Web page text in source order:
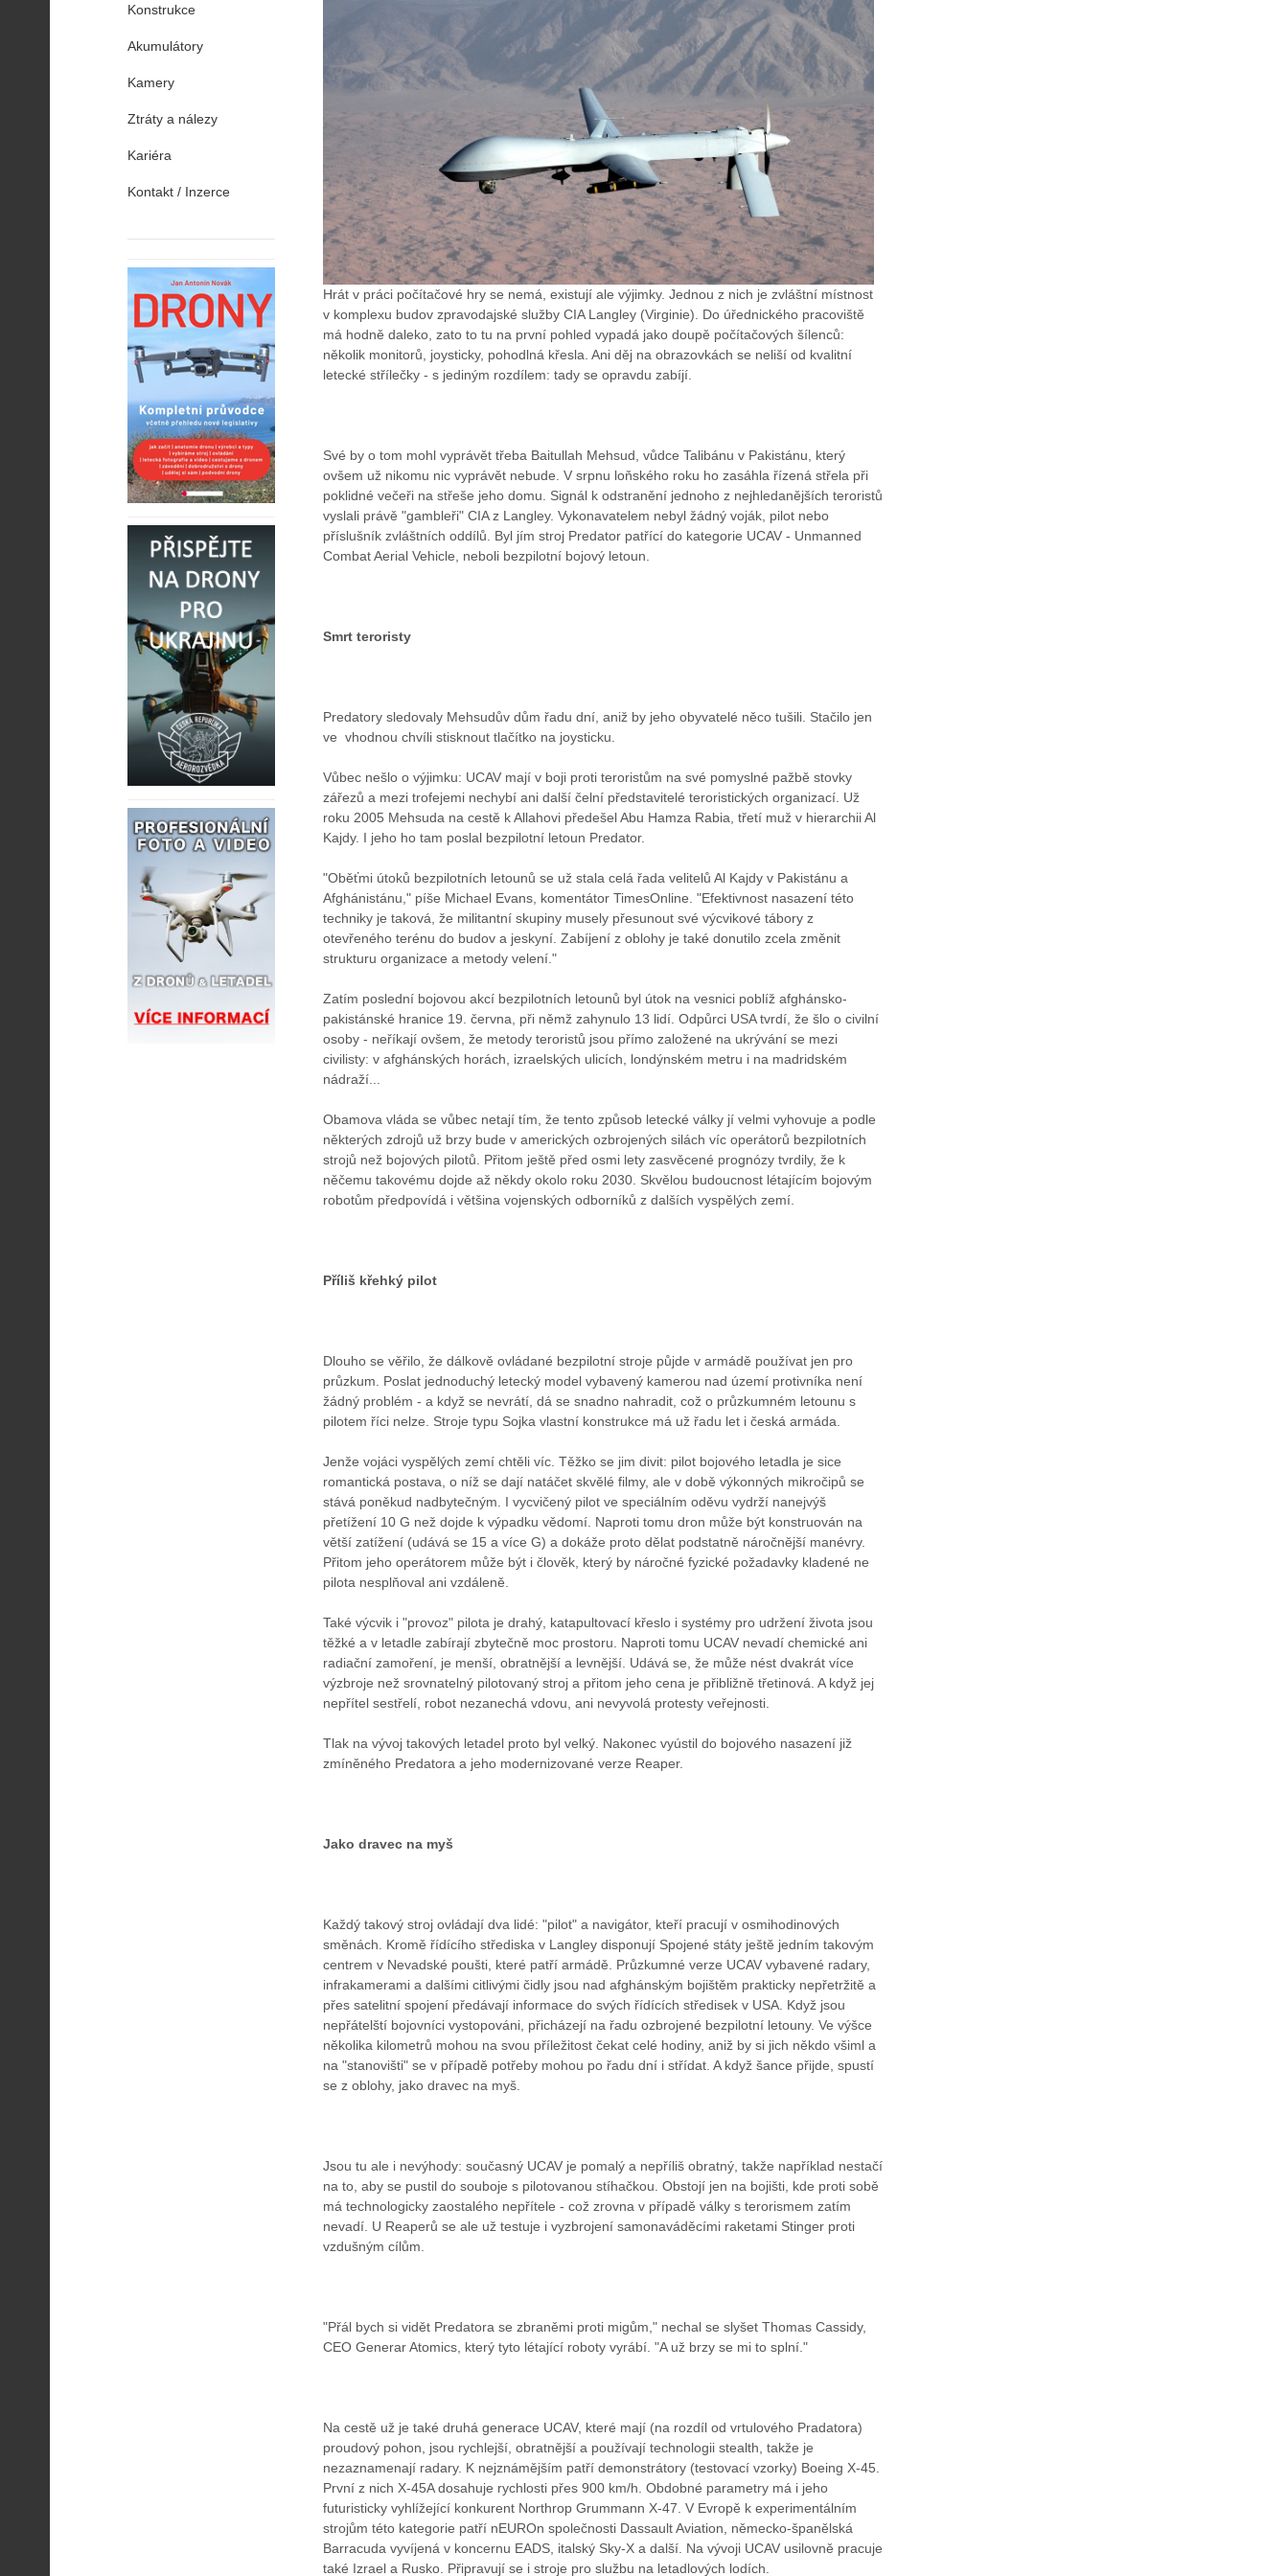
Hrát v práci počítačové hry se nemá, existují ale výjimky. Jednou z nich je zvláštní místnost
v komplexu budov zpravodajské služby CIA Langley (Virginie). Do úřednického pracoviště
má hodně daleko, zato to tu na první pohled vypadá jako doupě počítačových šílenců:
několik monitorů, joysticky, pohodlná křesla. Ani děj na obrazovkách se neliší od kvalitní
letecké střílečky - s jediným rozdílem: tady se opravdu zabíjí.
Své by o tom mohl vyprávět třeba Baitullah Mehsud, vůdce Talibánu v Pakistánu, který
ovšem už nikomu nic vyprávět nebude. V srpnu loňského roku ho zasáhla řízená střela při
poklidné večeři na střeše jeho domu. Signál k odstranění jednoho z nejhledanějších teroristů
vyslali právě "gambleři" CIA z Langley. Vykonavatelem nebyl žádný voják, pilot nebo
příslušník zvláštních oddílů. Byl jím stroj Predator patřící do kategorie UCAV - Unmanned
Combat Aerial Vehicle, neboli bezpilotní bojový letoun.
Smrt teroristy
Predatory sledovaly Mehsudův dům řadu dní, aniž by jeho obyvatelé něco tušili. Stačilo jen
ve vhodnou chvíli stisknout tlačítko na joysticku.
Vůbec nešlo o výjimku: UCAV mají v boji proti teroristům na své pomyslné pažbě stovky
zářezů a mezi trofejemi nechybí ani další čelní představitelé teroristických organizací. Už
roku 2005 Mehsuda na cestě k Allahovi předešel Abu Hamza Rabia, třetí muž v hierarchii Al
Kajdy. I jeho ho tam poslal bezpilotní letoun Predator.
"Oběťmi útoků bezpilotních letounů se už stala celá řada velitelů Al Kajdy v Pakistánu a
Afghánistánu," píše Michael Evans, komentátor TimesOnline. "Efektivnost nasazení této
techniky je taková, že militantní skupiny musely přesunout své výcvikové tábory z
otevřeného terénu do budov a jeskyní. Zabíjení z oblohy je také donutilo zcela změnit
strukturu organizace a metody velení."
Zatím poslední bojovou akcí bezpilotních letounů byl útok na vesnici poblíž afghánsko-
pakistánské hranice 19. června, při němž zahynulo 13 lidí. Odpůrci USA tvrdí, že šlo o civilní
osoby - neříkají ovšem, že metody teroristů jsou přímo založené na ukrývání se mezi
civilisty: v afghánských horách, izraelských ulicích, londýnském metru i na madridském
nádraží...
Obamova vláda se vůbec netají tím, že tento způsob letecké války jí velmi vyhovuje a podle
některých zdrojů už brzy bude v amerických ozbrojených silách víc operátorů bezpilotních
strojů než bojových pilotů. Přitom ještě před osmi lety zasvěcené prognózy tvrdily, že k
něčemu takovému dojde až někdy okolo roku 2030. Skvělou budoucnost létajícím bojovým
robotům předpovídá i většina vojenských odborníků z dalších vyspělých zemí.
Příliš křehký pilot
Dlouho se věřilo, že dálkově ovládané bezpilotní stroje půjde v armádě používat jen pro
průzkum. Poslat jednoduchý letecký model vybavený kamerou nad území protivníka není
žádný problém - a když se nevrátí, dá se snadno nahradit, což o průzkumném letounu s
pilotem říci nelze. Stroje typu Sojka vlastní konstrukce má už řadu let i česká armáda.
Jenže vojáci vyspělých zemí chtěli víc. Těžko se jim divit: pilot bojového letadla je sice
romantická postava, o níž se dají natáčet skvělé filmy, ale v době výkonných mikročipů se
stává poněkud nadbytečným. I vycvičený pilot ve speciálním oděvu vydrží nanejvýš
přetížení 10 G než dojde k výpadku vědomí. Naproti tomu dron může být konstruován na
větší zatížení (udává se 15 a více G) a dokáže proto dělat podstatně náročnější manévry.
Přitom jeho operátorem může být i člověk, který by náročné fyzické požadavky kladené ne
pilota nesplňoval ani vzdáleně.
Také výcvik i "provoz" pilota je drahý, katapultovací křeslo i systémy pro udržení života jsou
těžké a v letadle zabírají zbytečně moc prostoru. Naproti tomu UCAV nevadí chemické ani
radiační zamoření, je menší, obratnější a levnější. Udává se, že může nést dvakrát více
výzbroje než srovnatelný pilotovaný stroj a přitom jeho cena je přibližně třetinová. A když jej
nepřítel sestřelí, robot nezanechá vdovu, ani nevyvolá protesty veřejnosti.
Tlak na vývoj takových letadel proto byl velký. Nakonec vyústil do bojového nasazení již
zmíněného Predatora a jeho modernizované verze Reaper.
Jako dravec na myš
Každý takový stroj ovládají dva lidé: "pilot" a navigátor, kteří pracují v osmihodinových
směnách. Kromě řídícího střediska v Langley disponují Spojené státy ještě jedním takovým
centrem v Nevadské poušti, které patří armádě. Průzkumné verze UCAV vybavené radary,
infrakamerami a dalšími citlivými čidly jsou nad afghánským bojištěm prakticky nepřetržitě a
přes satelitní spojení předávají informace do svých řídících středisek v USA. Když jsou
nepřátelští bojovníci vystopováni, přicházejí na řadu ozbrojené bezpilotní letouny. Ve výšce
několika kilometrů mohou na svou příležitost čekat celé hodiny, aniž by si jich někdo všiml a
na "stanovišti" se v případě potřeby mohou po řadu dní i střídat. A když šance přijde, spustí
se z oblohy, jako dravec na myš.
Jsou tu ale i nevýhody: současný UCAV je pomalý a nepříliš obratný, takže například nestačí
na to, aby se pustil do souboje s pilotovanou stíhačkou. Obstojí jen na bojišti, kde proti sobě
má technologicky zaostalého nepřítele - což zrovna v případě války s terorismem zatím
nevadí. U Reaperů se ale už testuje i vyzbrojení samonaváděcími raketami Stinger proti
vzdušným cílům.
"Přál bych si vidět Predatora se zbraněmi proti migům," nechal se slyšet Thomas Cassidy,
CEO Generar Atomics, který tyto létající roboty vyrábí. "A už brzy se mi to splní."
Na cestě už je také druhá generace UCAV, které mají (na rozdíl od vrtulového Pradatora)
proudový pohon, jsou rychlejší, obratnější a používají technologii stealth, takže je
nezaznamenají radary. K nejznámějším patří demonstrátory (testovací vzorky) Boeing X-45.
První z nich X-45A dosahuje rychlosti přes 900 km/h. Obdobné parametry má i jeho
futuristicky vyhlížející konkurent Northrop Grummann X-47. V Evropě k experimentálním
strojům této kategorie patří nEUROn společnosti Dassault Aviation, německo-španělská
Barracuda vyvíjená v koncernu EADS, italský Sky-X a další. Na vývoji UCAV usilovně pracuje
také Izrael a Rusko. Připravují se i stroje pro službu na letadlových lodích.
Konstrukce
Akumulátory
Kamery
Ztráty a nálezy
Kariéra
Kontakt / Inzerce